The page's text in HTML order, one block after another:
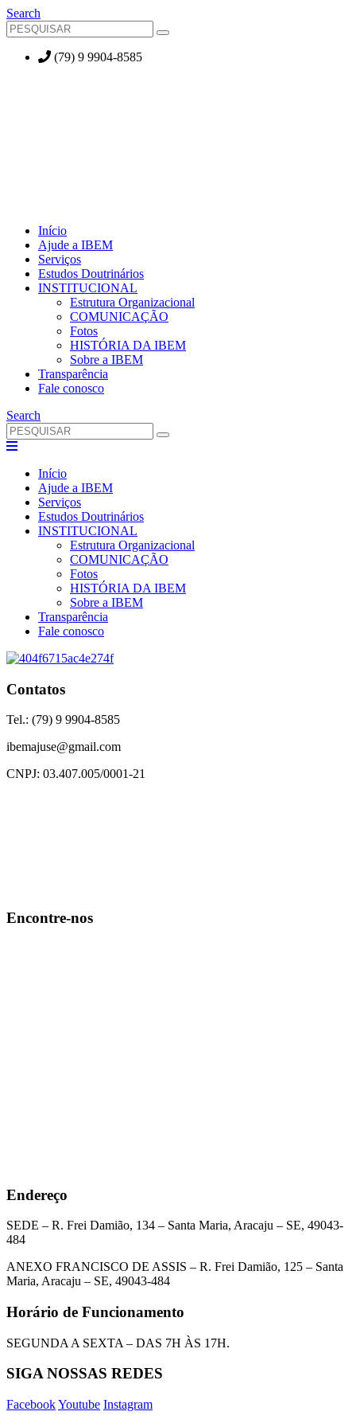
Search
(79) 9 9904-8585
Início
Ajude a IBEM
Serviços
Estudos Doutrinários
INSTITUCIONAL
Estrutura Organizacional
COMUNICAÇÃO
Fotos
HISTÓRIA DA IBEM
Sobre a IBEM
Transparência
Fale conosco
Search
Início
Ajude a IBEM
Serviços
Estudos Doutrinários
INSTITUCIONAL
Estrutura Organizacional
COMUNICAÇÃO
Fotos
HISTÓRIA DA IBEM
Sobre a IBEM
Transparência
Fale conosco
Contatos
Tel.: (79) 9 9904-8585
ibemajuse@gmail.com
CNPJ: 03.407.005/0001-21
Encontre-nos
Endereço
SEDE – R. Frei Damião, 134 – Santa Maria, Aracaju – SE, 49043-
484
ANEXO FRANCISCO DE ASSIS – R. Frei Damião, 125 – Santa
Maria, Aracaju – SE, 49043-484
Horário de Funcionamento
SEGUNDA A SEXTA – DAS 7H ÀS 17H.
SIGA NOSSAS REDES
FacebookYoutube Instagram